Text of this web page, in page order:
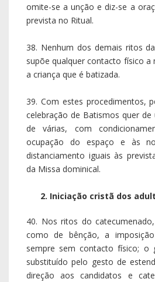
omite-se a unção e diz-se a
prevista no Ritual.
38. Nenhum dos demais ritos
supõe qualquer contacto físico a
a criança que é batizada.
39. Com estes procedimentos,
celebração de Batismos quer
de várias, com
ocupação do espaço e às
distanciamento iguais às
da Missa dominical.
2. Iniciação cristã dos
40. Nos ritos do
como de bênção, a
sempre sem contacto físico; o
substituído pelo gesto de
direção aos candidatos e